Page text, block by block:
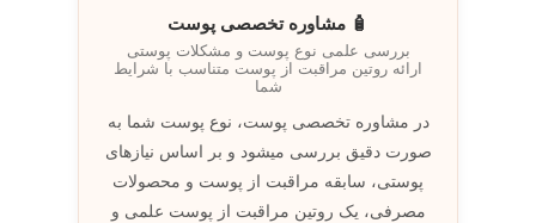
🧴 مشاوره تخصصی پوست
بررسی علمی نوع پوست و مشکلات پوستی
ارائه روتين مراقبت از پوست متناسب با شرايط
شما
در مشاوره تخصصی پوست، نوع پوست شما به
صورت دقيق بررسی ميشود و بر اساس نيازهای
پوستی، سابقه مراقبت از پوست و محصولات
مصرفی، يک روتين مراقبت از پوست علمی و